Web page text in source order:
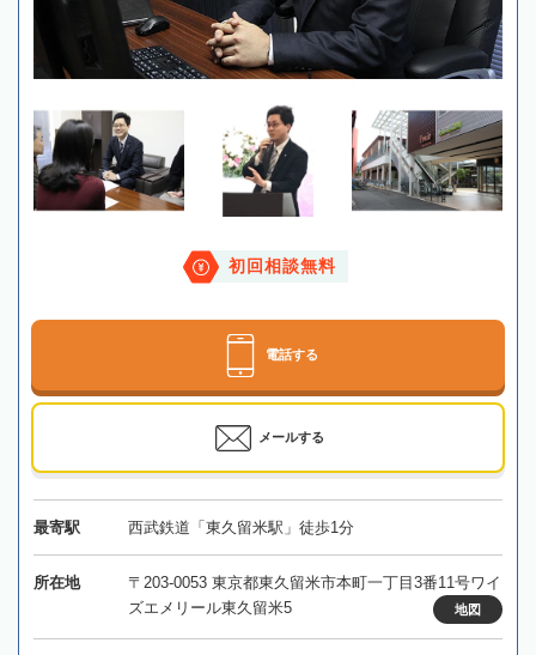
初回相談無料
電話する
メールする
最寄駅 西武鉄道「東久留米駅」徒歩1分
所在地
〒203-0053 東京都東久留米市本町一丁目3番11号ワイ
ズエメリール東久留米5
地図